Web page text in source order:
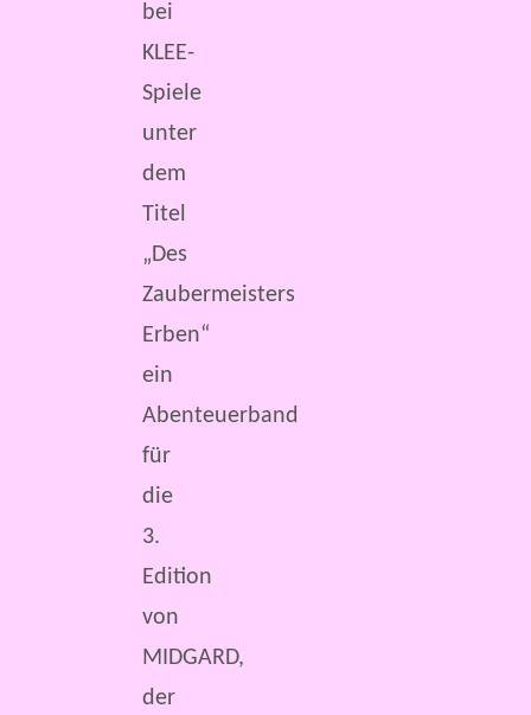
bei
KLEE-
Spiele
unter
dem
Titel
„Des
Zaubermeisters
Erben“
ein
Abenteuerband
für
die
3.
Edition
von
MIDGARD,
der